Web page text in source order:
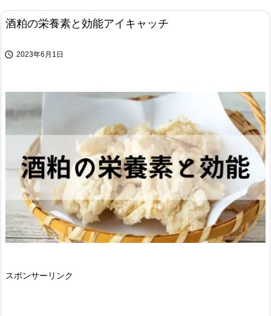
酒粕の栄養素と効能アイキャッチ
 2023年6月1日
スポンサーリンク